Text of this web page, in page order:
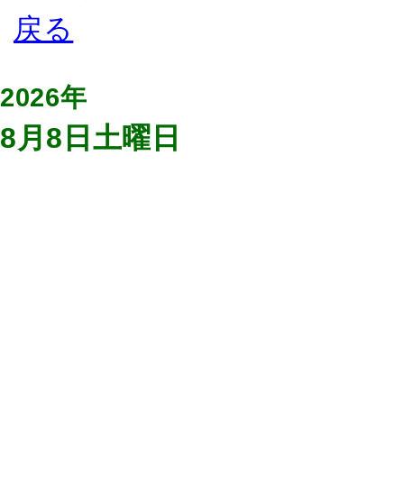
2026年
8月8日土曜日